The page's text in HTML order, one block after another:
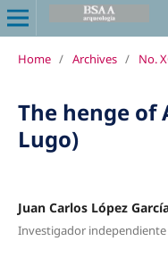
Home / Archives / No.
The henge of
Lugo)
Juan Carlos López
Investigador independiente